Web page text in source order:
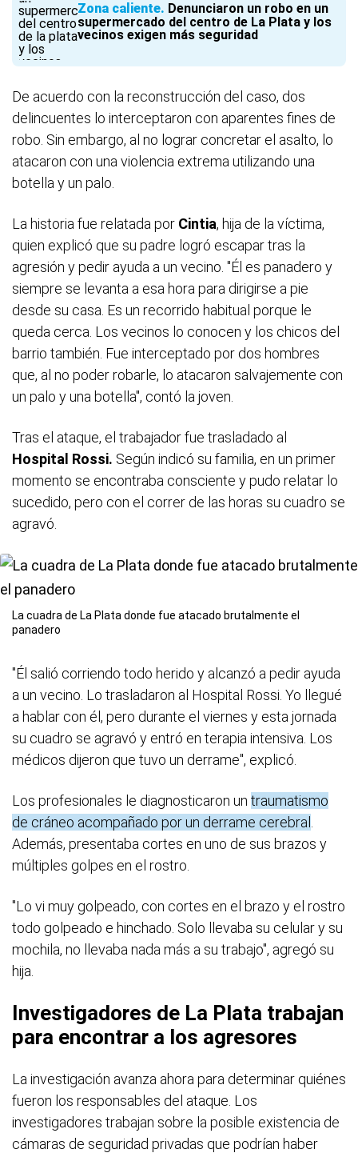
Zona caliente Denunciaron un robo en un
supermercado del centro de La Plata y los
vecinos exigen más seguridad
De acuerdo con la reconstrucción del caso, dos
delincuentes lo interceptaron con aparentes fines de
robo. Sin embargo, al no lograr concretar el asalto, lo
atacaron con una violencia extrema utilizando una
botella y un palo.
La historia fue relatada por Cintia, hija de la víctima,
quien explicó que su padre logró escapar tras la
agresión y pedir ayuda a un vecino. "Él es panadero y
siempre se levanta a esa hora para dirigirse a pie
desde su casa. Es un recorrido habitual porque le
queda cerca. Los vecinos lo conocen y los chicos del
barrio también. Fue interceptado por dos hombres
que, al no poder robarle, lo atacaron salvajemente con
un palo y una botella", contó la joven.
Tras el ataque, el trabajador fue trasladado al
Hospital Rossi. Según indicó su familia, en un primer
momento se encontraba consciente y pudo relatar lo
sucedido, pero con el correr de las horas su cuadro se
agravó.
La cuadra de La Plata donde fue atacado brutalmente el
panadero
"Él salió corriendo todo herido y alcanzó a pedir ayuda
a un vecino. Lo trasladaron al Hospital Rossi. Yo llegué
a hablar con él, pero durante el viernes y esta jornada
su cuadro se agravó y entró en terapia intensiva. Los
médicos dijeron que tuvo un derrame", explicó.
Los profesionales le diagnosticaron un traumatismo
de cráneo acompañado por un derrame cerebral
Además, presentaba cortes en uno de sus brazos y
múltiples golpes en el rostro.
"Lo vi muy golpeado, con cortes en el brazo y el rostro
todo golpeado e hinchado. Solo llevaba su celular y su
mochila, no llevaba nada más a su trabajo", agregó su
hija.
Investigadores de La Plata trabajan
para encontrar a los agresores
La investigación avanza ahora para determinar quiénes
fueron los responsables del ataque. Los
investigadores trabajan sobre la posible existencia de
cámaras de seguridad privadas que podrían haber